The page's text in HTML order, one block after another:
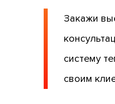
Закажи
систему
своим